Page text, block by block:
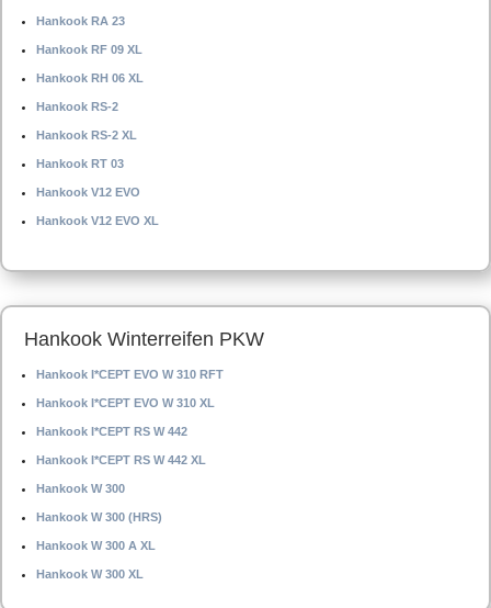
Hankook RA 23
Hankook RF 09 XL
Hankook RH 06 XL
Hankook RS-2
Hankook RS-2 XL
Hankook RT 03
Hankook V12 EVO
Hankook V12 EVO XL
Hankook Winterreifen PKW
Hankook I*CEPT EVO W 310 RFT
Hankook I*CEPT EVO W 310 XL
Hankook I*CEPT RS W 442
Hankook I*CEPT RS W 442 XL
Hankook W 300
Hankook W 300 (HRS)
Hankook W 300 A XL
Hankook W 300 XL